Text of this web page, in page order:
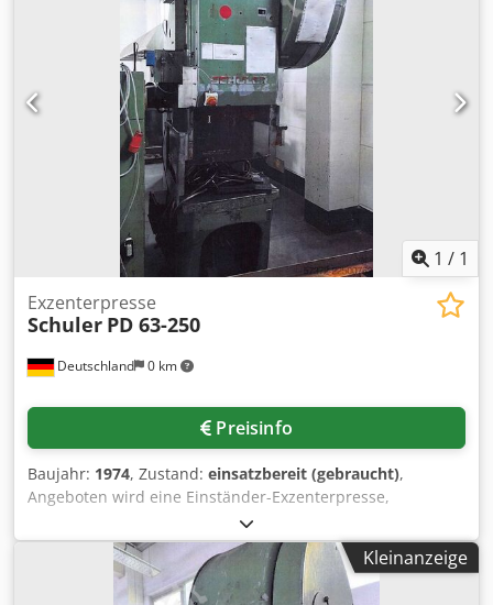
1 / 1
Deutschland 0 km
Exzenterpresse
Schuler PD 63-250
Preisinfo
Baujahr: 1974, Zustand: einsatzbereit (gebraucht),
Angeboten wird eine Einständer-Exzenterpresse,
Hersteller Schuler. Presskraft: 63t, Ausladung: 250mm,
max. Hub: 8mm-100mm, max. Hubzahl: 160Hübe/min,
Tischfläche X/Y: 710mm/500mm, Stößelfläche X/Y:
450mm/280mm, Stößelverstellung: 63mm, max. Abstand
Kleinanzeige